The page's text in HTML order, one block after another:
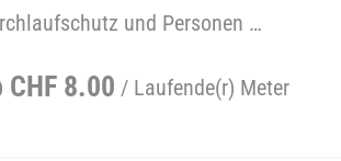
und Personen …
CHF 8.00 / Laufende(r) Meter